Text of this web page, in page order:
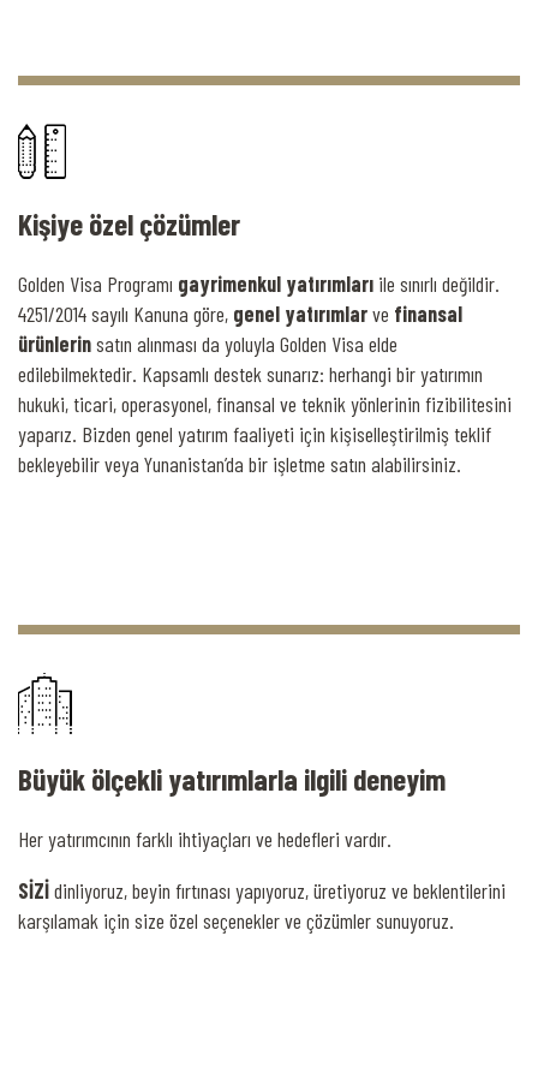
Kişiye özel çözümler
Golden Visa Programı gayrimenkul yatırımları ile sınırlı değildir.
4251/2014 sayılı Kanuna göre, genel yatırımlarve finansal
ürünlerinsatın alınması da yoluyla Golden Visa elde
edilebilmektedir. Kapsamlı destek sunarız: herhangi bir yatırımın
hukuki, ticari, operasyonel, finansal ve teknik yönlerinin fizibilitesini
yaparız. Bizden genel yatırım faaliyeti için kişiselleştirilmiş teklif
bekleyebilir veya Yunanistan’da bir işletme satın alabilirsiniz.
Büyük ölçekli yatırımlarla ilgili deneyim
Her yatırımcının farklı ihtiyaçları ve hedefleri vardır.
SİZİdinliyoruz, beyin fırtınası yapıyoruz, üretiyoruz ve beklentilerini
karşılamak için size özel seçenekler ve çözümler sunuyoruz.